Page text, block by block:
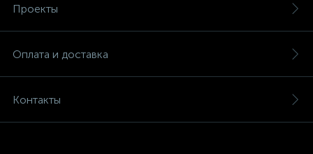
Проекты
Оплата и доставка
Контакты